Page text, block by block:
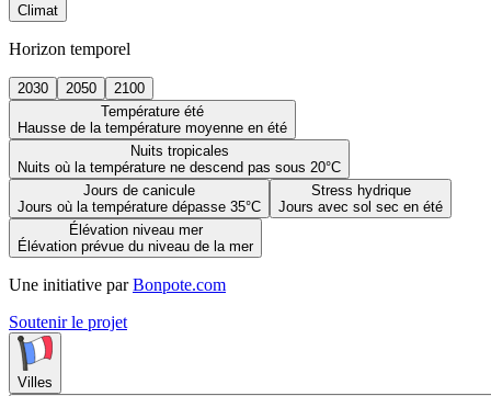
Climat
Horizon temporel
2030 2050
2100
Température été
Hausse de la température moyenne en été
Nuits tropicales
Nuits où la température ne descend pas sous 20°C
Jours de canicule
Jours où la température dépasse 35°C
Stress hydrique
Jours avec sol sec en été
Élévation niveau mer
Élévation prévue du niveau de la mer
Une initiative par Bonpote.com
Soutenir le projet
Villes